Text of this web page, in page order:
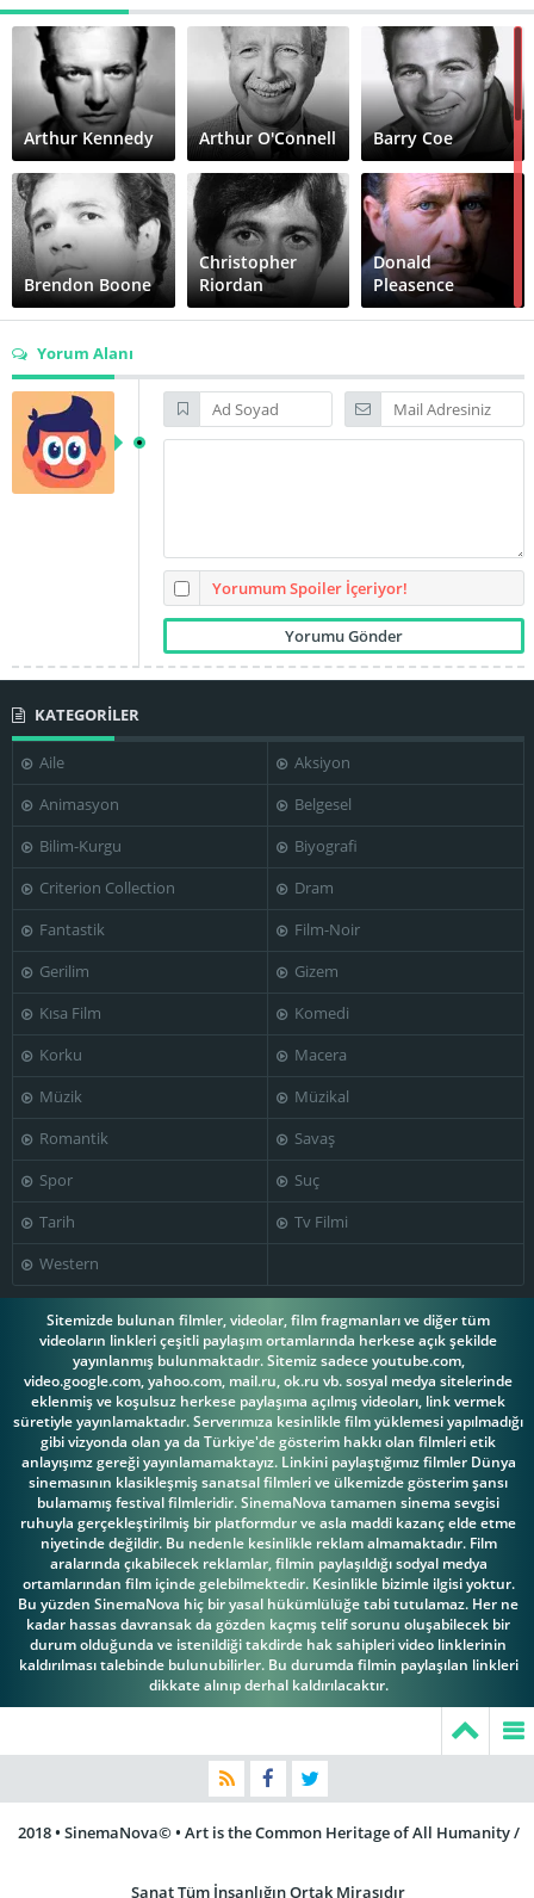
Arthur Kennedy Arthur O'Connell Barry Coe
Brendon Boone
Christopher
Riordan
Donald
Pleasence
Edmond O'Brien James Brolin James Doohan
Ken Scott
Kenneth
MacDonald
Raquel Welch
Yorum Alanı
Yorumum Spoiler İçeriyor!
KATEGORİLER
Aile
Aksiyon
Animasyon
Belgesel
Bilim-Kurgu
Biyografi
Criterion Collection
Dram
Fantastik
Film-Noir
Gerilim
Gizem
Kısa Film
Komedi
Korku
Macera
Müzik
Müzikal
Romantik
Savaş
Spor
Suç
Tarih
Tv Filmi
Western
Sitemizde bulunan filmler, videolar, film fragmanları ve diğer tüm
videoların linkleri çeşitli paylaşım ortamlarında herkese açık şekilde
yayınlanmış bulunmaktadır. Sitemiz sadece youtube.com,
video.google.com, yahoo.com, mail.ru, ok.ru vb. sosyal medya sitelerinde
eklenmiş ve koşulsuz herkese paylaşıma açılmış videoları, link vermek
süretiyle yayınlamaktadır. Serverımıza kesinlikle film yüklemesi yapılmadığı
gibi vizyonda olan ya da Türkiye'de gösterim hakkı olan filmleri etik
anlayışımz gereği yayınlamamaktayız. Linkini paylaştığımız filmler Dünya
sinemasının klasikleşmiş sanatsal filmleri ve ülkemizde gösterim şansı
bulamamış festival filmleridir. SinemaNova tamamen sinema sevgisi
ruhuyla gerçekleştirilmiş bir platformdur ve asla maddi kazanç elde etme
niyetinde değildir. Bu nedenle kesinlikle reklam almamaktadır. Film
aralarında çıkabilecek reklamlar, filmin paylaşıldığı sodyal medya
ortamlarından film içinde gelebilmektedir. Kesinlikle bizimle ilgisi yoktur.
Bu yüzden SinemaNova hiç bir yasal hükümlülüğe tabi tutulamaz. Her ne
kadar hassas davransak da gözden kaçmış telif sorunu oluşabilecek bir
durum olduğunda ve istenildiği takdirde hak sahipleri video linklerinin
kaldırılması talebinde bulunubilirler. Bu durumda filmin paylaşılan linkleri
dikkate alınıp derhal kaldırılacaktır.
2018 • SinemaNova© • Art is the Common Heritage of All Humanity /
Sanat Tüm İnsanlığın Ortak Mirasıdır